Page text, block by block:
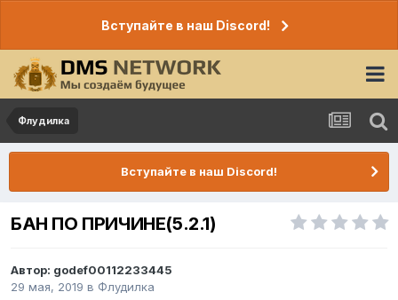
Вступайте в наш Discord!
Флудилка
Вступайте в наш Discord!
БАН ПО ПРИЧИНЕ(5.2.1)
Автор: godef00112233445
29 мая, 2019 в Флудилка